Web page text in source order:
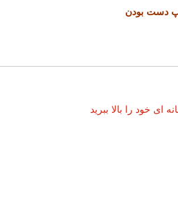
دست بودن
خود را بالا ببرید